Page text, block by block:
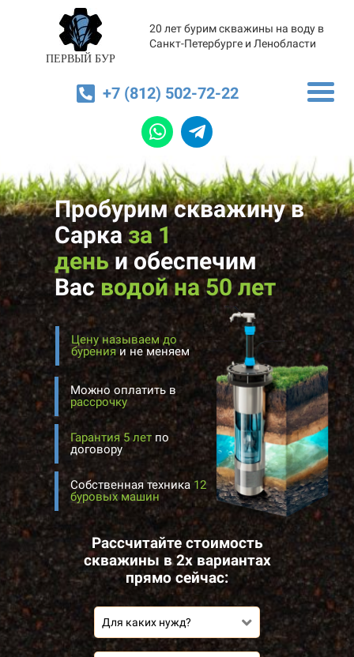
ПЕРВЫЙ БУР
20 лет бурим скважины на воду в
Санкт-Петербурге и Ленобласти
+7 (812) 502-72-22
Пробурим скважину в
Сарказа 1
деньиобеспечим
Васводой на 50 лет
Цену называем до
буренияи не меняем
Собственная техника 12
буровых машин
Можно оплатить в
рассрочку
Рассчитайте стоимость
скважины в 2х вариантах
прямо сейчас:
Для каких нужд?
Гарантия 5 лет по
договору